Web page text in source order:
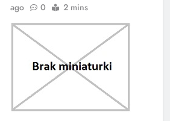
ago
0 2 mins